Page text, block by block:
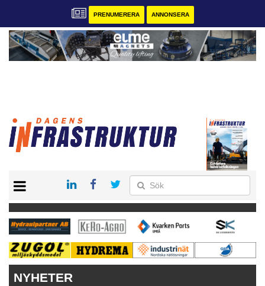
PRENUMERERA ANNONSERA
KONTAKT
VÅRA ANDRA MAGASIN
PRENUMERERA
ANNONSERA
NYHETER